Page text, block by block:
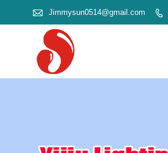
 Jimmysun0514@gmail.com 